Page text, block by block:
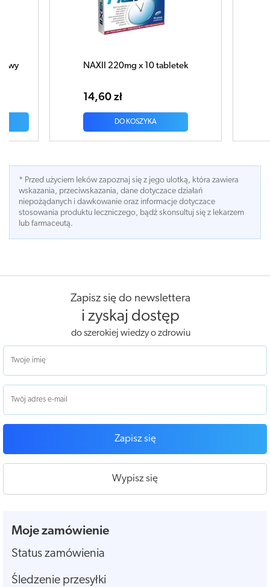
APAP 0,5 x 50 tabletek
37,80 zł
DO KOSZYKA
* Przed użyciem leków zapoznaj się z jego ulotką, która zawiera
wskazania, przeciwskazania, dane dotyczace działań
niepożądanych i dawkowanie oraz informacje dotyczace
stosowania produktu leczniczego, bądź skonsultuj się z lekarzem
lub farmaceutą.
Zapisz się do newslettera
i zyskaj dostęp
do szerokiej wiedzy o zdrowiu
Zapisz się
Wypisz się
Moje zamówienie
Status zamówienia
Śledzenie przesyłki